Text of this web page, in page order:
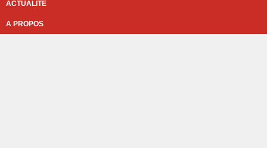
ACTUALITÉ
A PROPOS